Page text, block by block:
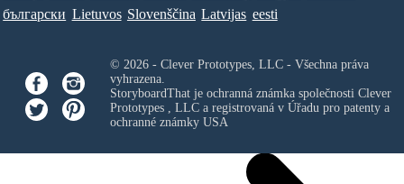
български Lietuvos Slovenščina Latvijas eesti
© 2026 - Clever Prototypes, LLC - Všechna práva
vyhrazena.
StoryboardThat je ochranná známka společnosti Clever
Prototypes , LLCa registrovaná v Úřadu pro patenty a
ochranné známky USA